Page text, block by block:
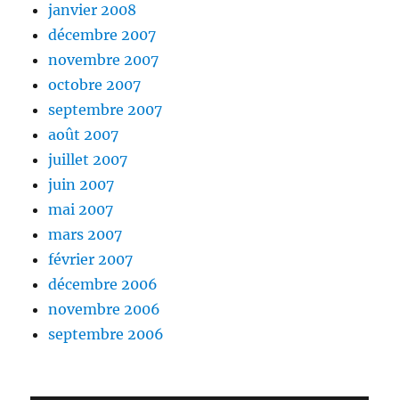
janvier 2008
décembre 2007
novembre 2007
octobre 2007
septembre 2007
août 2007
juillet 2007
juin 2007
mai 2007
mars 2007
février 2007
décembre 2006
novembre 2006
septembre 2006